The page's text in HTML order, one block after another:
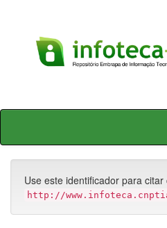
Skip
Use este identificador para
http://